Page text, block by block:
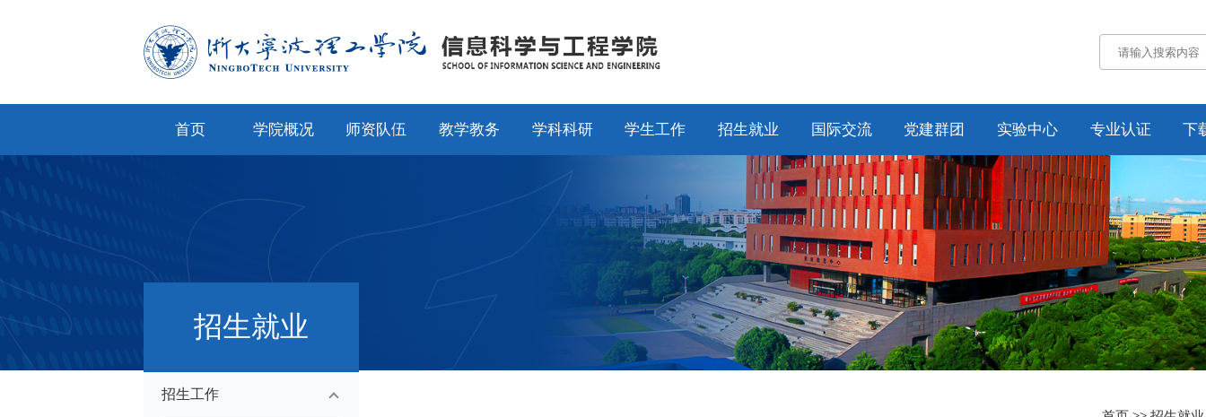
首页 学院概况
机构设置
师资队伍 教学教务
专业设置
学科科研
通知公告
科研动态
学生工作
学工动态
学科竞赛
招生就业
招生工作
就业工作
校友工作
国际交流
通知公告
交流动态
合作项目
党建群团
通知公告
党务工作
工会工作
纪委工作
实验中心 专业认证
认证概况
工作动态
培养方案
规章制度
下
资
招生就业
招生工作